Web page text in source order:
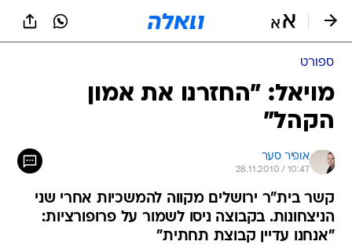
ספורט
מויאל: "החזרנו את אמון
הקהל"
אופיר סער
28.11.2010 / 10:47
קשר בית"ר ירושלים מקווה להמשכיות אחרי שני
הניצחונות. בקבוצה ניסו לשמור על פרופורציות:
"אנחנו עדיין קבוצת תחתית"